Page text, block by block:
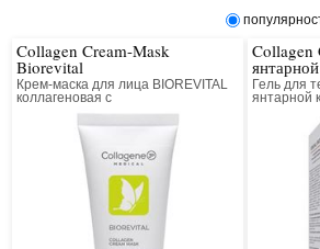
Collagen Cream-Mask
Biorevital
Крем-маска для лица BIOREVITAL
коллагеновая с
восстанавливающим комплексом
Collagen
Гель для
янтарной